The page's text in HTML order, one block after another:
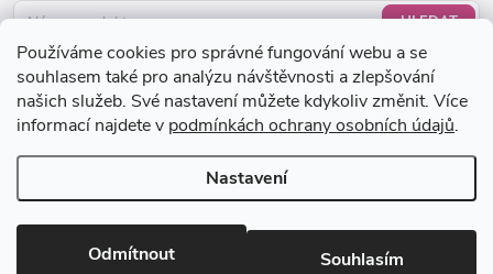
Používáme cookies pro správné fungování webu a se
souhlasem také pro analýzu návštěvnosti a zlepšování
našich služeb. Své nastavení můžete kdykoliv změnit. Více
informací najdete v podmínkách ochrany osobních údajů.
Nastavení
Odmítnout Souhlasím
HLEDAT
Nákupní košík
0KS /0 KČ
Copyright 2026dental-trade.cz. Všechna práva vyhrazena.Upravit
nastavení cookies